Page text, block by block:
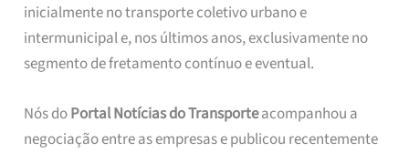
inicialmente no transporte coletivo urbano e
intermunicipal e, nos últimos anos, exclusivamente no
segmento de fretamento contínuo e eventual.
Nós doPortal Notícias do Transporteacompanhou a
negociação entre as empresas e publicou recentemente